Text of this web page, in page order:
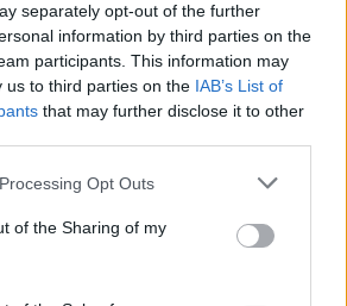
separately opt-out of the further
information by third parties on the
participants. This information may
us to third parties on the IAB’s List of
that may further disclose it to other
website/app uses one or more Google
or usage behaviour. You may click to
to Google and its third-party tags to
specified purposes in below Google
Opt Outs
of the Sharing of my
került a
Creedem
je